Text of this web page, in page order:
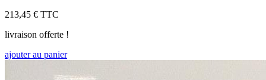
213,45 € TTC
livraison offerte !
ajouter au panier